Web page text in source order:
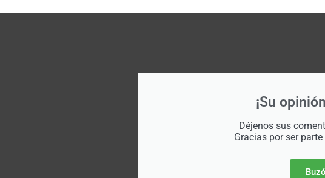
¡Su
Déjenos sus
Gracias por ser